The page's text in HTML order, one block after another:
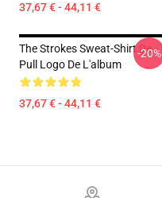
37,67 € - 44,11 €
The Strokes Sweat-Shirt De
Pull Logo De L'album
37,67 € - 44,11 €
-20%